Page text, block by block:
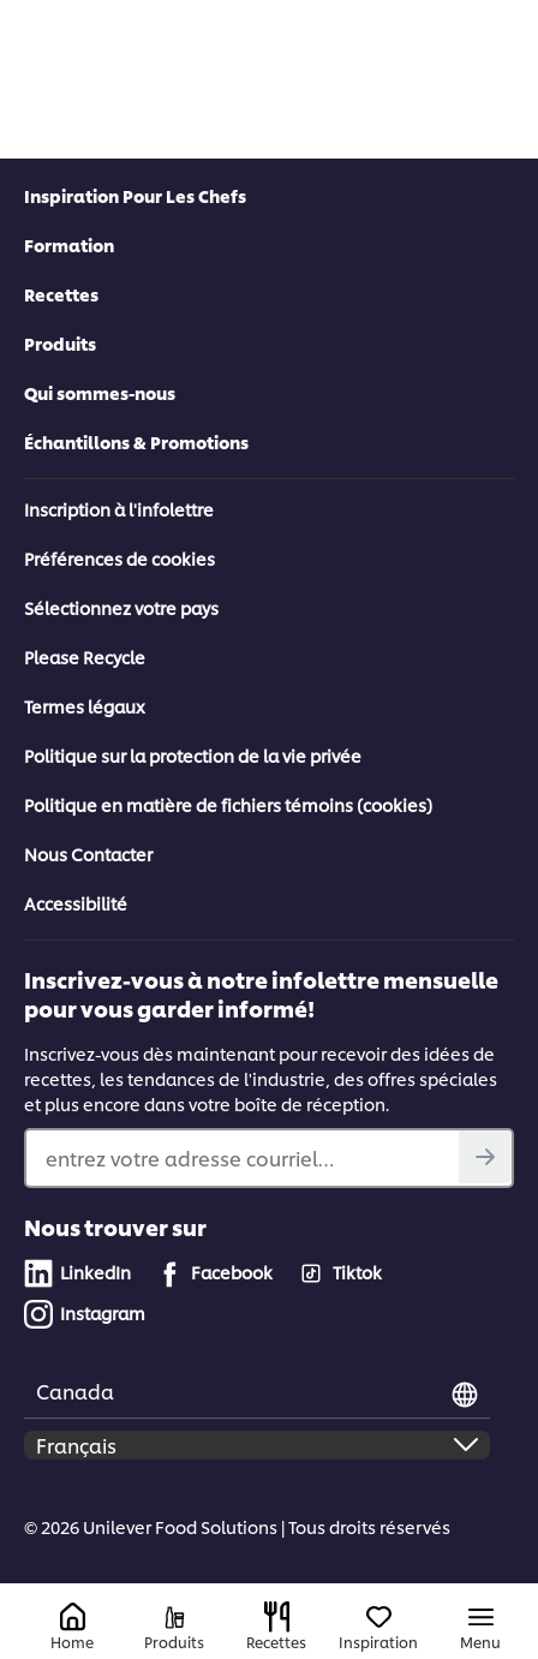
Inspiration Pour Les Chefs
Formation
Recettes
Produits
Qui sommes-nous
Échantillons & Promotions
Inscription à l'infolettre
Préférences de cookies
Sélectionnez votre pays
Please Recycle
Termes légaux
Politique sur la protection de la vie privée
Politique en matière de fichiers témoins (cookies)
Nous Contacter
Accessibilité
Inscrivez-vous à notre infolettre mensuelle
pour vous garder informé!
Inscrivez-vous dès maintenant pour recevoir des idées de
recettes, les tendances de l'industrie, des offres spéciales
et plus encore dans votre boîte de réception.
entrez votre adresse courriel…
Nous trouver sur
LinkedIn Facebook
Tiktok
Instagram
Canada
© 2026 Unilever Food Solutions | Tous droits réservés
Home Produits Recettes Inspiration Menu